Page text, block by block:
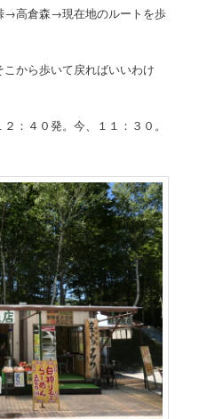
→高倉森→現在地のルートを歩
から歩いて戻ればいいわけ
：４０発。今、１１：３０。